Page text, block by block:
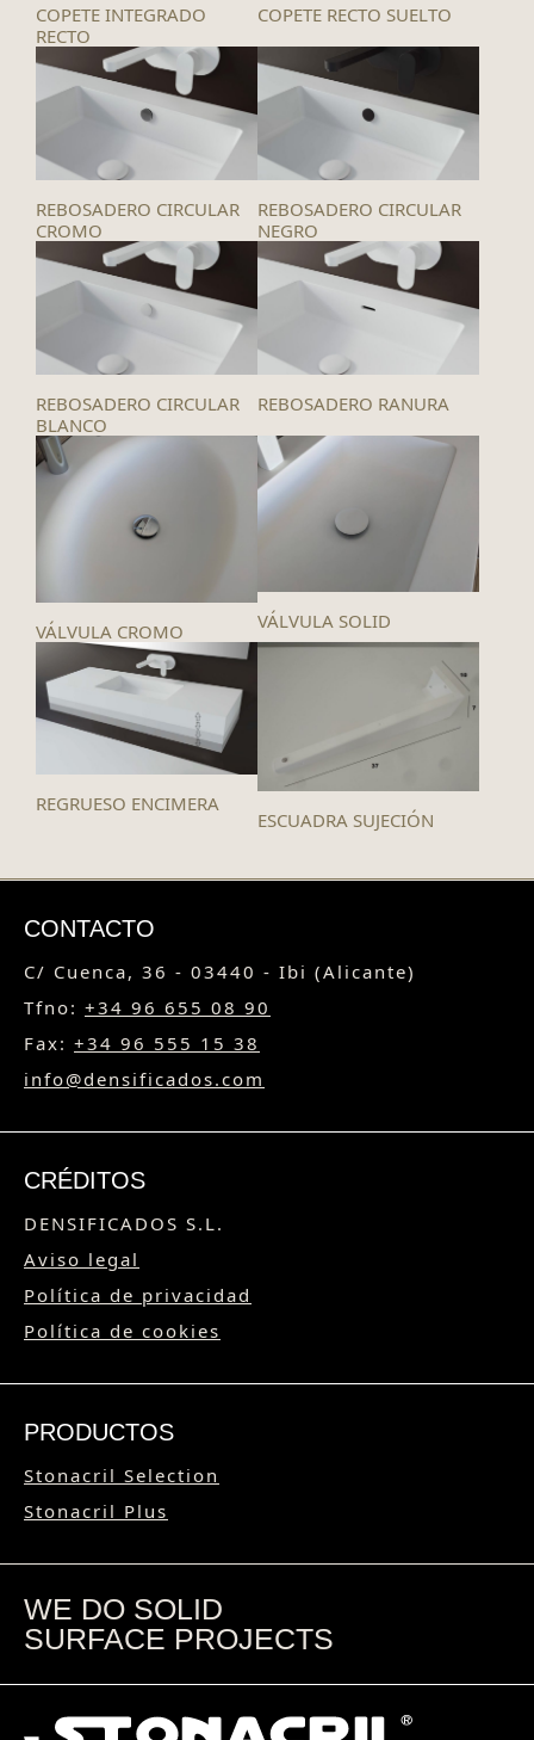
COPETE INTEGRADO
RECTO
COPETE RECTO SUELTO
REBOSADERO CIRCULAR
CROMO
REBOSADERO CIRCULAR
NEGRO
REBOSADERO CIRCULAR
BLANCO
REBOSADERO RANURA
VÁLVULA CROMO VÁLVULA SOLID
REGRUESO ENCIMERA
ESCUADRA SUJECIÓN
CONTACTO
C/ Cuenca, 36 - 03440 - Ibi (Alicante)
Tfno: +34 96 655 08 90
Fax: +34 96 555 15 38
info@densificados.com
CRÉDITOS
DENSIFICADOS S.L.
Aviso legal
Política de privacidad
Política de cookies
PRODUCTOS
Stonacril Selection
Stonacril Plus
WE DO SOLID
SURFACE PROJECTS